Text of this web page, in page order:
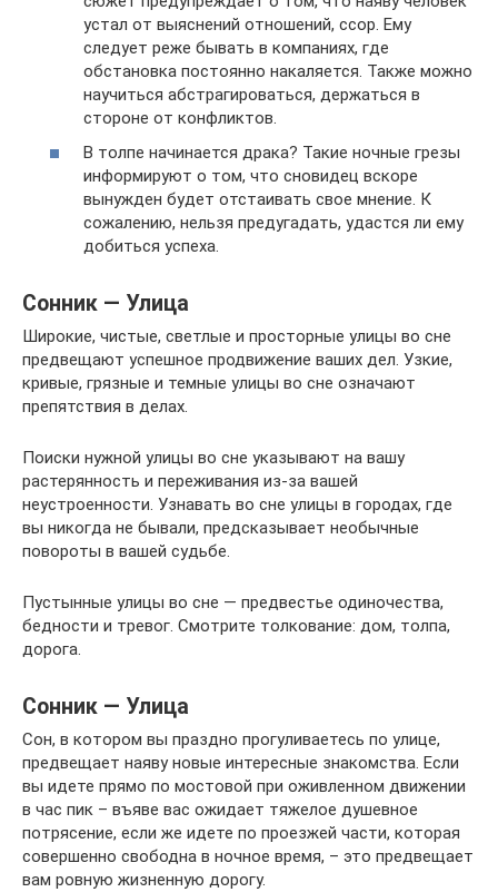
устал от выяснений отношений, ссор. Ему
следует реже бывать в компаниях, где
обстановка постоянно накаляется. Также можно
научиться абстрагироваться, держаться в
стороне от конфликтов.
В толпе начинается драка? Такие ночные грезы
информируют о том, что сновидец вскоре
вынужден будет отстаивать свое мнение. К
сожалению, нельзя предугадать, удастся ли ему
добиться успеха.
Сонник — Улица
Широкие, чистые, светлые и просторные улицы во сне
предвещают успешное продвижение ваших дел. Узкие,
кривые, грязные и темные улицы во сне означают
препятствия в делах.
Поиски нужной улицы во сне указывают на вашу
растерянность и переживания из-за вашей
неустроенности. Узнавать во сне улицы в городах, где
вы никогда не бывали, предсказывает необычные
повороты в вашей судьбе.
Пустынные улицы во сне — предвестье одиночества,
бедности и тревог. Смотрите толкование: дом, толпа,
дорога.
Сонник — Улица
Сон, в котором вы праздно прогуливаетесь по улице,
предвещает наяву новые интересные знакомства. Если
вы идете прямо по мостовой при оживленном движении
в час пик – въяве вас ожидает тяжелое душевное
потрясение, если же идете по проезжей части, которая
совершенно свободна в ночное время, – это предвещает
вам ровную жизненную дорогу.